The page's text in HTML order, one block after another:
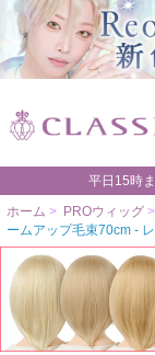
平日15時
ホーム > PROウィッグ >
ームアップ毛束70cm -